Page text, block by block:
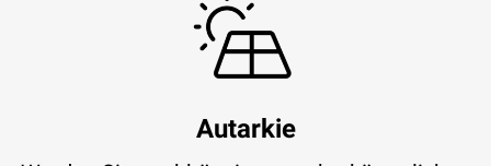
Autarkie